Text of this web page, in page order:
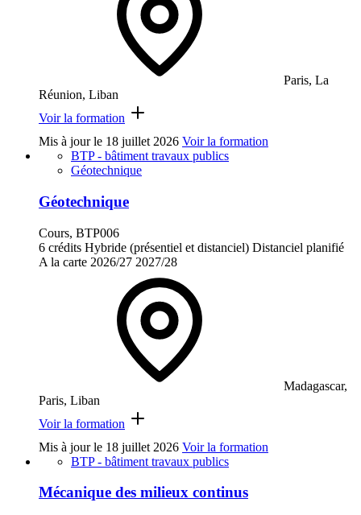
Paris, La
Réunion, Liban
Voir la formation
Mis à jour le 18 juillet 2026 Voir la formation
BTP - bâtiment travaux publics
Géotechnique
Géotechnique
Cours, BTP006
6 crédits Hybride (présentiel et distanciel) Distanciel planifié
A la carte 2026/27 2027/28
Madagascar,
Paris, Liban
Voir la formation
Mis à jour le 18 juillet 2026 Voir la formation
BTP - bâtiment travaux publics
Mécanique des milieux continus